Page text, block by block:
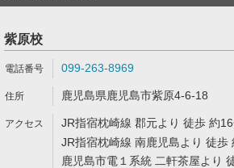
紫原校
099-263-8969
鹿児島県鹿児島市紫原4-6-18
JR指宿枕崎線 郡元より 徒歩 約
JR指宿枕崎線 南鹿児島より 徒歩
鹿児島市電１系統 二軒茶屋より